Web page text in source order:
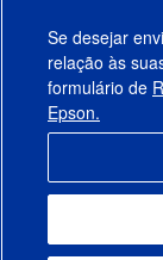
Links
Empresa
Conecte-se
Se desejar
relação às
formulário de
Epson.